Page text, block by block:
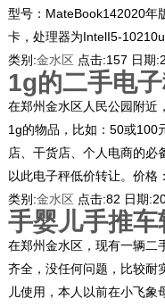
型号：MateBook142020年
卡，处理器为IntelI5-
类别:金水区 点击:157 日期:
1g的二手电
在郑州金水区人民公园附近
1g的物品，比如：50或100
店、干货店、个人电商的必
以此电子秤低价转让。价格
类别:金水区 点击:82 日期:
手婴儿手推车
在郑州金水区，现有一辆二
齐全，没任何问题，比较耐
儿使用，本人以前在小飞